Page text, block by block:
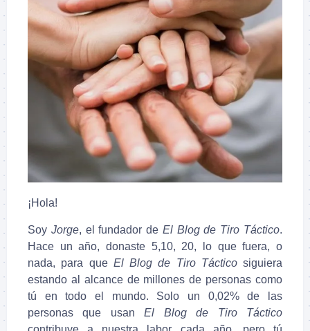
¡Hola!
Soy Jorge, el fundador de El Blog de Tiro Táctico.
Hace un año, donaste 5,10, 20, lo que fuera, o
nada, para que El Blog de Tiro Tácticosiguiera
estando al alcance de millones de personas como
tú en todo el mundo. Solo un 0,02% de las
personas que usanEl Blog de Tiro Táctico